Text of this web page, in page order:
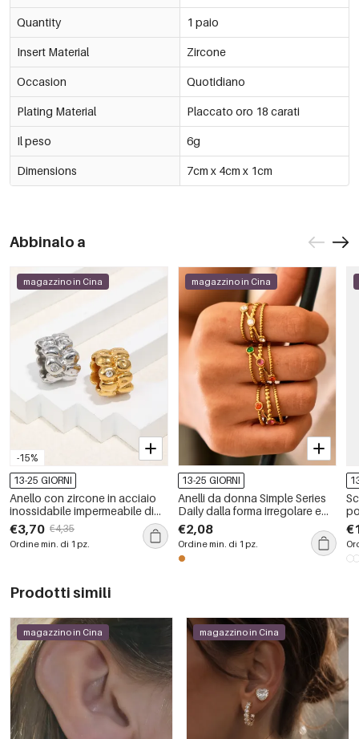
Quantity 1 paio
Insert Material Zircone
Occasion Quotidiano
Plating Material Placcato oro 18 carati
Il peso 6g
Dimensions 7cm x 4cm x 1cm
Abbinalo a
-15%
magazzino in Cina
13-25 GIORNI
Anello con zircone in acciaio
inossidabile impermeabile di
forma irregolare
€3,70 €4,35
Ordine min. di 1 pz.
magazzino in Cina
13-25 GIORNI
Anelli da donna Simple Series
Daily dalla forma irregolare e
traforata, in acciaio
inossidabile impermeabile
color oro.
€2,08
Ordine min. di 1 pz.
a
Prodotti simili
magazzino in Cina magazzino in Cina